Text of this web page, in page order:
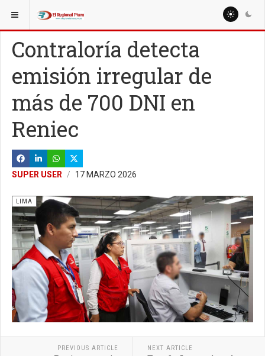
ESTÁ AQUÍ: NACIONALES
Contraloría detecta
emisión irregular de
más de 700 DNI en
Reniec
SUPER USER 17 MARZO 2026
LIMA
PREVIOUS ARTICLE NEXT ARTICLE